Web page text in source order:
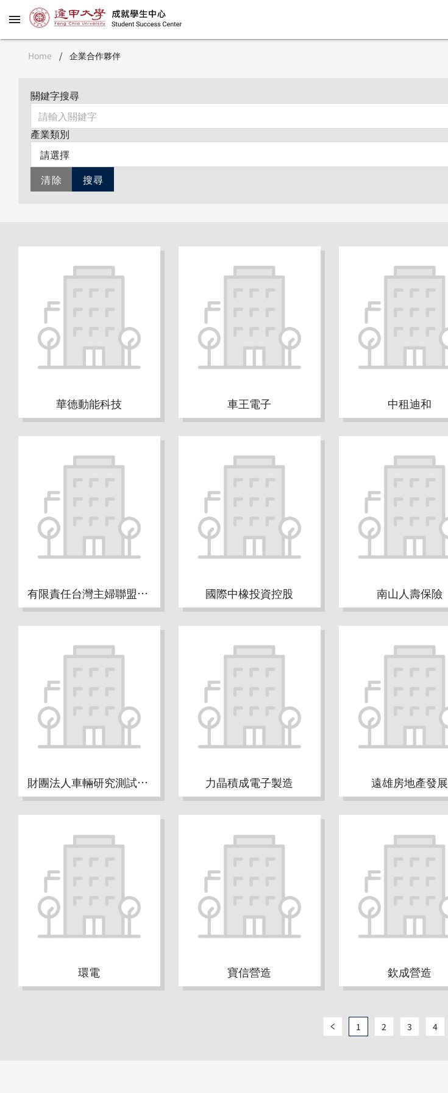
Home / 企業合作夥伴
關鍵字搜尋
產業類別
請選擇
清除
搜尋
華德動能科技 車王電子 中租迪和
有限責任台灣主婦聯盟生活消費合作社 國際中橡投資控股 南山人壽保險
財團法人車輛研究測試中心 力晶積成電子製造 遠雄房地產發展
環電 寶信營造 欽成營造
1 2 3 4